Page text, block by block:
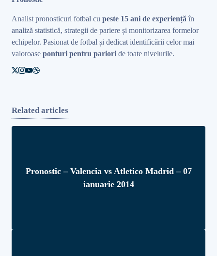
Analist pronosticuri fotbal cu peste 15 ani de experiență în
analiză statistică, strategii de pariere și monitorizarea formelor
echipelor. Pasionat de fotbal și dedicat identificării celor mai
valoroase ponturi pentru pariori de toate nivelurile.
Related articles
Pronostic – Valencia vs Atletico Madrid – 07
ianuarie 2014